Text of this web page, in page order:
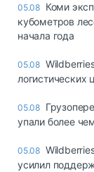
05.08 Коми
кубометров
начала года
05.08
логистических
05.08
упали более
05.08
усилил